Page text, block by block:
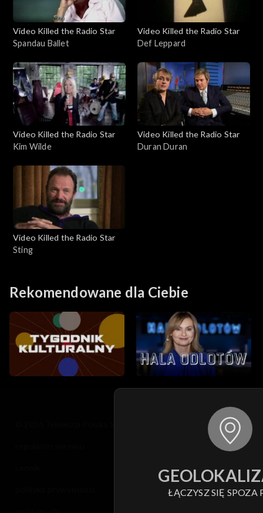
Video Killed the Radio Star
Spandau Ballet
Video Killed the Radio Star
Def Leppard
Video Killed the Radio Star
Kim Wilde
Video Killed the Radio Star
Duran Duran
Video Killed the Radio Star
Sting
Rekomendowane dla Ciebie
ŁĄCZYSZ SIĘ SPOZA